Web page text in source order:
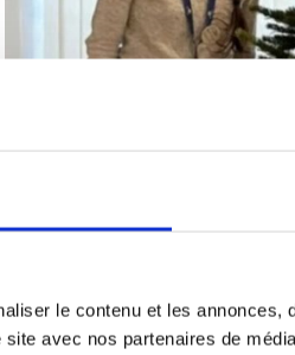
le contenu et les
avec nos partenaires de